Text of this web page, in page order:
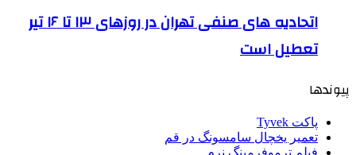
اتحادیه های صنفی تهران در روزهای ۱۳ تا ۱۶ تیر
تعطیل است
پیوندها
پاکت Tyvek
تعمیر یخچال سامسونگ در قم
فیلم ترموفرمینگ نرم